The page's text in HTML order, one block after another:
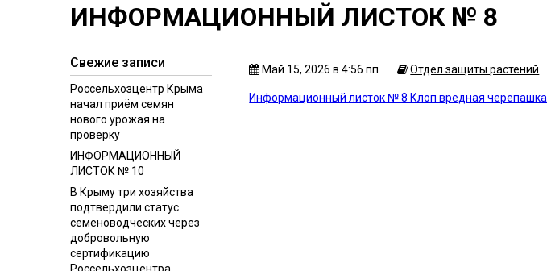
ИНФОРМАЦИОННЫЙ ЛИСТОК № 8
Свежие записи
Россельхозцентр Крыма
начал приём семян
нового урожая на
проверку
ИНФОРМАЦИОННЫЙ
ЛИСТОК № 10
В Крыму три хозяйства
подтвердили статус
семеноводческих через
добровольную
сертификацию
Май 15, 2026 в 4:56 пп Отдел защиты растений
Информационный листок № 8 Клоп вредная черепашка